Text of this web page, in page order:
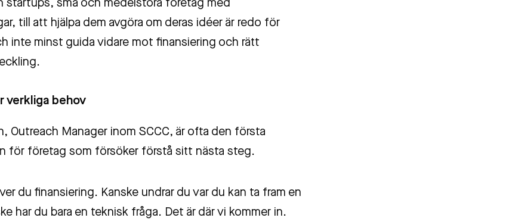
startups, små och medelstora företag med
till att hjälpa dem avgöra om deras idéer är redo för
inte minst guida vidare mot finansiering och rätt
verkliga behov
Outreach Manager inom SCCC, är ofta den första
för företag som försöker förstå sitt nästa steg.
du finansiering. Kanske undrar du var du kan ta fram en
har du bara en teknisk fråga. Det är där vi kommer in.